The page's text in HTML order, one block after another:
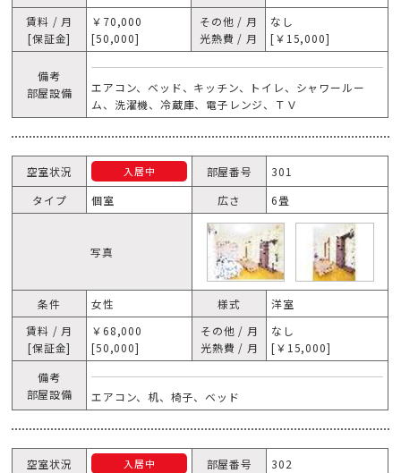
賃料 / 月
[保証金]
￥70,000
[50,000]
その他 / 月
光熱費 / 月
なし
[￥15,000]
備考
部屋設備
エアコン、ベッド、キッチン、トイレ、シャワールー
ム、洗濯機、冷蔵庫、電子レンジ、ＴＶ
空室状況 入居中 部屋番号
301
タイプ
個室 広さ 6畳
写真
条件 女性 様式
洋室
賃料 / 月
[保証金]
￥68,000
[50,000]
その他 / 月
光熱費 / 月
なし
[￥15,000]
備考
部屋設備
エアコン、机、椅子、ベッド
空室状況 入居中 部屋番号
302